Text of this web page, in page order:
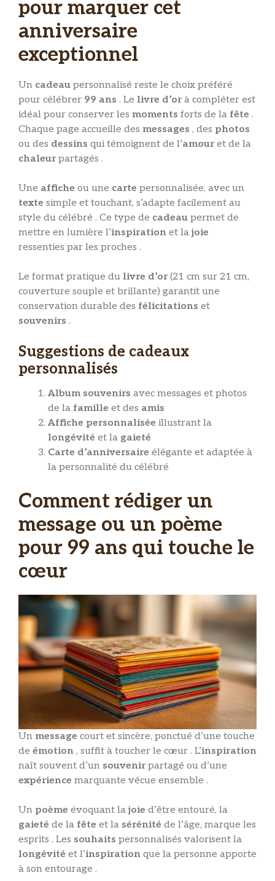
pour marquer cet
anniversaire
exceptionnel
Un cadeau personnalisé reste le choix préféré
pour célébrer 99 ans . Le livre d’orà compléter est
idéal pour conserver les moments forts de la fête .
Chaque page accueille des messages , des photos
ou des dessins qui témoignent de l’amouret de la
chaleurpartagés .
Une affiche ou une carte personnalisée, avec un
texte simple et touchant, s’adapte facilement au
style du célébré . Ce type de cadeau permet de
mettre en lumière l’inspiration et la joie
ressenties par les proches .
Le format pratique du livre d’or(21 cm sur 21 cm,
couverture souple et brillante) garantit une
conservation durable des félicitations et
souvenirs .
Suggestions de cadeaux
personnalisés
Album souvenirs avec messages et photos
de la famille et des amis
Affiche personnalisée illustrant la
longévité et la gaieté
Carte d’anniversaire élégante et adaptée à
la personnalité du célébré
Comment rédiger un
message ou un poème
pour 99 ans qui touche le
cœur
Un message court et sincère, ponctué d’une touche
de émotion , suffit à toucher le cœur . L’inspiration
naît souvent d’un souvenirpartagé ou d’une
expérience marquante vécue ensemble .
Un poème évoquant la joie d’être entouré, la
gaieté de la fête et la sérénité de l’âge, marque les
esprits . Les souhaits personnalisés valorisent la
longévité et l’inspiration que la personne apporte
à son entourage .